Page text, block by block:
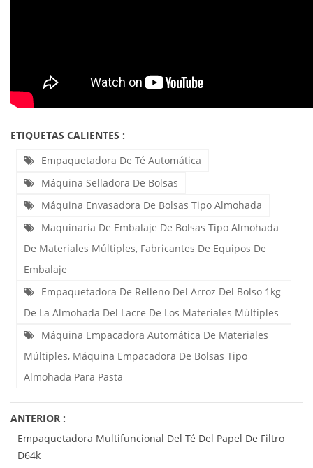
ETIQUETAS CALIENTES :
Empaquetadora De Té Automática
Máquina Selladora De Bolsas
Máquina Envasadora De Bolsas Tipo Almohada
Maquinaria De Embalaje De Bolsas Tipo Almohada
De Materiales Múltiples, Fabricantes De Equipos De
Embalaje
Empaquetadora De Relleno Del Arroz Del Bolso 1kg
De La Almohada Del Lacre De Los Materiales Múltiples
Máquina Empacadora Automática De Materiales
Múltiples, Máquina Empacadora De Bolsas Tipo
Almohada Para Pasta
ANTERIOR :
Empaquetadora Multifuncional Del Té Del Papel De Filtro
D64k